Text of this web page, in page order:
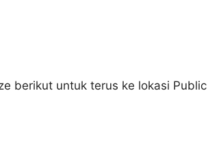
berikut untuk terus ke lokasi Public